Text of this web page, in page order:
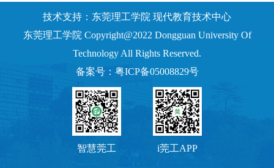
技术支持：东莞理工学院 现代教育技术中心
东莞理工学院 Copyright@2022 Dongguan University Of
Technology All Rights Reserved.
备案号：粤ICP备05008829号
智慧莞工 i莞工APP